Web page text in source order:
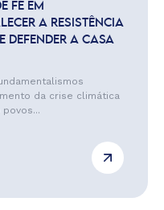
FÉ EM
A RESISTÊNCIA
DEFENDER A CASA
da crise climática